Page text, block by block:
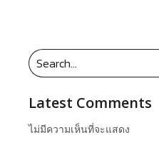
Latest Comments
ไม่มีความเห็นที่จะแสดง